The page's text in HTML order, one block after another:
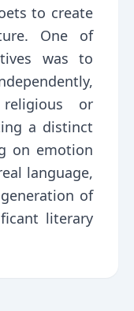
to create
One of
was to
or
a distinct
on emotion
language,
of
literary